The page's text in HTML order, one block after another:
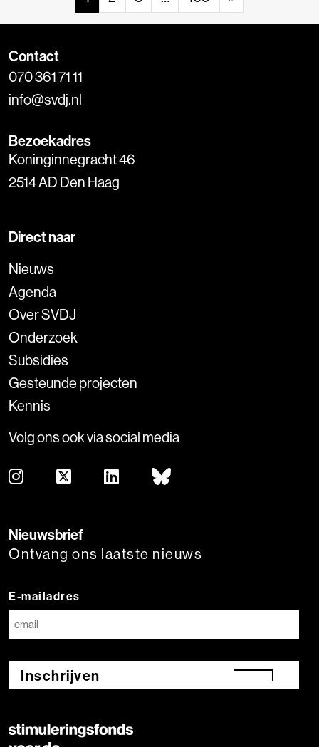
Contact
070 361 71 11
info@svdj.nl
Bezoekadres
Koninginnegracht 46
2514 AD Den Haag
Direct naar
Nieuws
Agenda
Over SVDJ
Onderzoek
Subsidies
Gesteunde projecten
Kennis
Volg ons ook via social media
Nieuwsbrief
Ontvang ons laatste nieuws
E-mailadres
Inschrijven